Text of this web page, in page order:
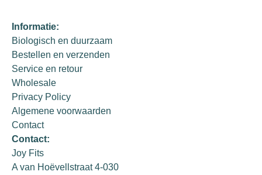
Informatie:
Biologisch en duurzaam
Bestellen en verzenden
Service en retour
Wholesale
Privacy Policy
Algemene voorwaarden
Contact
Contact:
Joy Fits
A van Hoëvellstraat 4-030